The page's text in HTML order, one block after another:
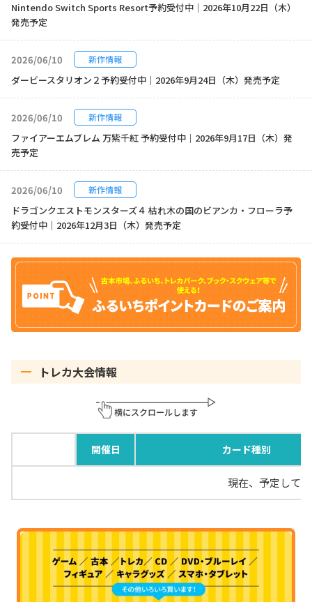
Nintendo Switch Sports Resort予約受付中｜2026年10月22日（木）
発売予定
2026/06/10 新作情報
ダービースタリオン２予約受付中｜2026年9月24日（木）発売予定
2026/06/10 新作情報
ファイアーエムブレム 万紫千紅 予約受付中｜2026年9月17日（木）発
売予定
2026/06/10 新作情報
ドラゴンクエストモンスターズ４ 枯れ木の国のビアンカ・フローラ予
約受付中｜2026年12月3日（木）発売予定
トレカ大会情報
開催日 カード種別
現在、予定して